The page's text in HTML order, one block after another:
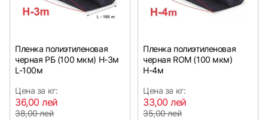
Пленка полиэтиленовая
черная РБ (100 мкм) Н-3м
L-100м
Цена за кг:
36,00 лей
38,00 лей
Пленка полиэтиленовая
черная ROM (100 мкм)
Н-4м
Цена за кг:
33,00 лей
35,00 лей